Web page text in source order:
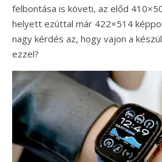
felbontása is követi, az előd
helyett ezúttal már 422×514
nagy kérdés az, hogy vajon a
ezzel?